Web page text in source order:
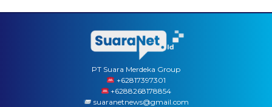
PT Suara Merdeka Group
‪+62817397301
+6288268178854
suaranetnews@gmail.com